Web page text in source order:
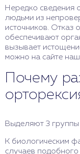
Нередко сведения
людьми из
источников. Отказ
обеспечивают
вызывает
можно на сайте
Почему
Выделяют 3 группы
К биологическим
случаев подобного